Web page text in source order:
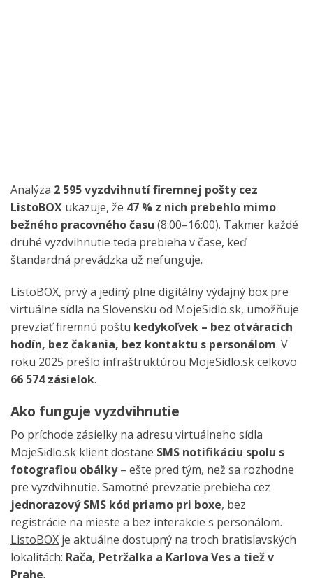
Analýza 2 595 vyzdvihnutí firemnej pošty cez
ListoBOX ukazuje, že 47 % z nich prebehlo mimo
bežného pracovného času (8:00–16:00). Takmer každé
druhé vyzdvihnutie teda prebieha v čase, keď
štandardná prevádzka už nefunguje.
ListoBOX, prvý a jediný plne digitálny výdajný box pre
virtuálne sídla na Slovensku od MojeSidlo.sk, umožňuje
prevziať firemnú poštu kedykoľvek – bez otváracích
hodín, bez čakania, bez kontaktu s personálom. V
roku 2025 prešlo infraštruktúrou MojeSidlo.sk celkovo
66 574 zásielok.
Ako funguje vyzdvihnutie
Po príchode zásielky na adresu virtuálneho sídla
MojeSidlo.sk klient dostane SMS notifikáciu spolu s
fotografiou obálky– ešte pred tým, než sa rozhodne
pre vyzdvihnutie. Samotné prevzatie prebieha cez
jednorazový SMS kód priamo pri boxe, bez
registrácie na mieste a bez interakcie s personálom.
ListoBOX je aktuálne dostupný na troch bratislavských
lokalitách: Rača, Petržalka a Karlova Ves a tiež v
Prahe.